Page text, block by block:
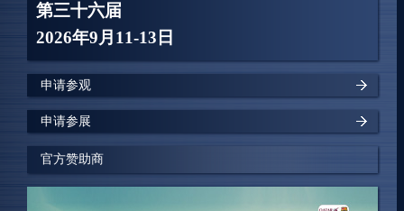
第三十六届
2026年9月11-13日
申请参观
申请参展
官方赞助商